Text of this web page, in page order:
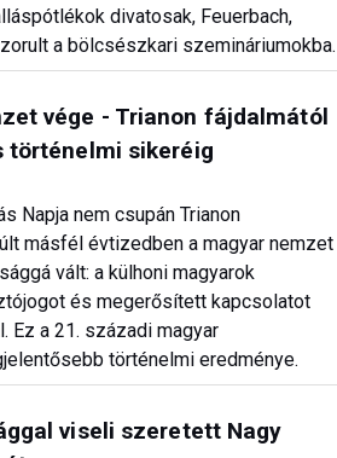
divatosak, Feuerbach,
a bölcsészkari szemináriumokba.
vége - Trianon fájdalmától
történelmi sikeréig
Napja nem csupán Trianon
másfél évtizedben a magyar nemzet
vált: a külhoni magyarok
és megerősített kapcsolatot
Ez a 21. századi magyar
történelmi eredménye.
viseli szeretett Nagy